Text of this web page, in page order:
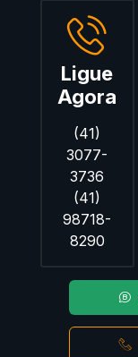
Ligue
Agora
(41)
3077-
3736
(41)
98718-
8290